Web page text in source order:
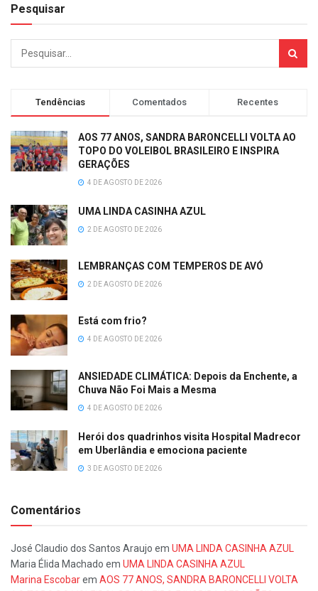
Pesquisar
Tendências Comentados Recentes
AOS 77 ANOS, SANDRA BARONCELLI VOLTA AO
TOPO DO VOLEIBOL BRASILEIRO E INSPIRA
GERAÇÕES
4 DE AGOSTO DE 2026
UMA LINDA CASINHA AZUL
2 DE AGOSTO DE 2026
LEMBRANÇAS COM TEMPEROS DE AVÓ
2 DE AGOSTO DE 2026
Está com frio?
4 DE AGOSTO DE 2026
ANSIEDADE CLIMÁTICA: Depois da Enchente, a
Chuva Não Foi Mais a Mesma
4 DE AGOSTO DE 2026
Herói dos quadrinhos visita Hospital Madrecor
em Uberlândia e emociona paciente
3 DE AGOSTO DE 2026
Comentários
José Claudio dos Santos Araujo em UMA LINDA CASINHA AZUL
Maria Élida Machado em UMA LINDA CASINHA AZUL
Marina Escobarem AOS 77 ANOS, SANDRA BARONCELLI VOLTA